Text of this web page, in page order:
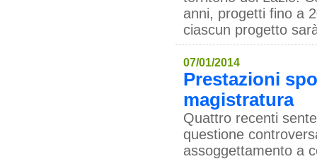
anni, progetti fino a
ciascun progetto
07/01/2014
Prestazioni
magistratura
Quattro recenti
questione
assoggettamento a